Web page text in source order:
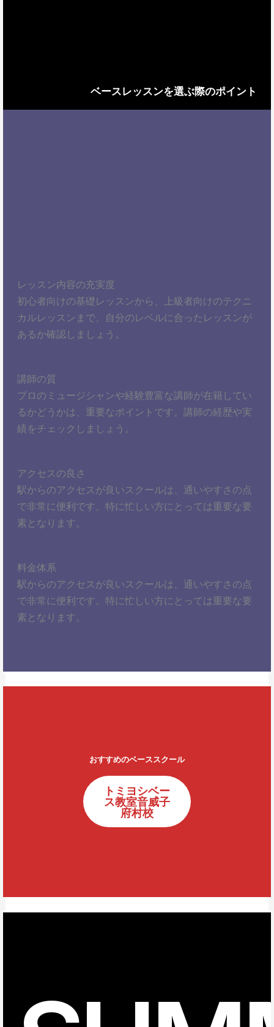
ベースレッスンを選ぶ際のポイント
レッスン内容の充実度
初心者向けの基礎レッスンから、上級者向けのテクニ
カルレッスンまで、自分のレベルに合ったレッスンが
あるか確認しましょう。
講師の質
プロのミュージシャンや経験豊富な講師が在籍してい
るかどうかは、重要なポイントです。講師の経歴や実
績をチェックしましょう。
アクセスの良さ
駅からのアクセスが良いスクールは、通いやすさの点
で非常に便利です。特に忙しい方にとっては重要な要
素となります。
料金体系
駅からのアクセスが良いスクールは、通いやすさの点
で非常に便利です。特に忙しい方にとっては重要な要
素となります。
おすすめのベーススクール
トミヨシベー
ス教室音威子
府村校